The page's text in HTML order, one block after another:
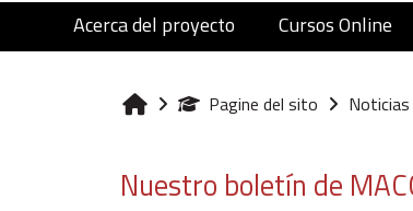
Acerca del proyecto Cursos Online
HomePagine del sito Noticias
Nuestro boletín de